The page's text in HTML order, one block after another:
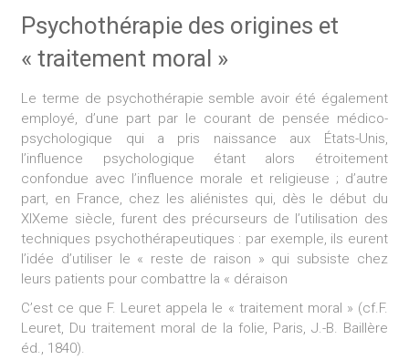
Psychothérapie des origines et
« traitement moral »
Le terme de psychothérapie semble avoir été également
employé, d’une part par le courant de pensée médico-
psychologique qui a pris naissance aux États-Unis,
l’influence psychologique étant alors étroitement
confondue avec l’influence morale et religieuse ; d’autre
part, en France, chez les aliénistes qui, dès le début du
XIXeme siècle, furent des précurseurs de l’utilisation des
techniques psychothérapeutiques : par exemple, ils eurent
l’idée d’utiliser le « reste de raison » qui subsiste chez
leurs patients pour combattre la « déraison
C’est ce que F. Leuret appela le « traitement moral » (cf.F.
Leuret, Du traitement moral de la folie, Paris, J.-B. Baillère
éd., 1840).